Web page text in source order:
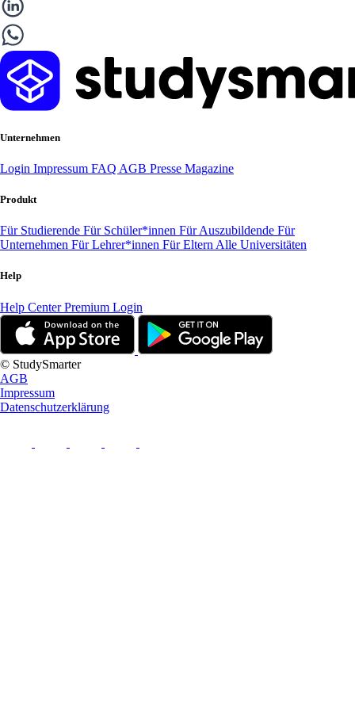
Unternehmen
Login Impressum FAQ AGB Presse Magazine
Produkt
Für Studierende Für Schüler*innen Für Auszubildende Für
Unternehmen Für Lehrer*innen Für Eltern Alle Universitäten
Help
Help CenterPremium Login
© StudySmarter
AGB
Impressum
Datenschutzerklärung